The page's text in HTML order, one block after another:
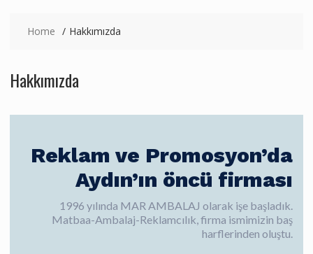
Home Hakkımızda
Hakkımızda
Reklam ve Promosyon’da
Aydın’ın öncü firması
1996 yılında MAR AMBALAJ olarak işe başladık.
Matbaa-Ambalaj-Reklamcılık, firma ismimizin baş
harflerinden oluştu.